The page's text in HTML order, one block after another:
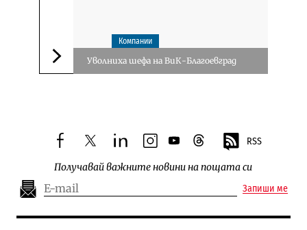
Следваща новина
Компании
Уволниха шефа на ВиК-Благоевград
facebooktwitterlinkedininstagram
youtubethreads RSS
Получавай важните новини на пощата си
Запиши ме